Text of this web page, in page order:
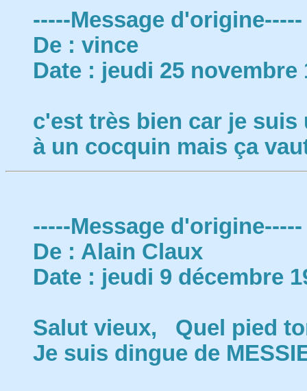
-----Message d'origine-----
De : vince
Date : jeudi 25 novembre
c'est très bien car je suis
à un cocquin mais ça
-----Message d'origine-----
De : Alain Claux
Date : jeudi 9 décembre
Salut vieux, Quel pied
Je suis dingue de